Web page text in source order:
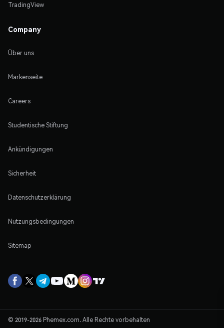
TradingView
Company
Über uns
Markenseite
Careers
Studentische Stiftung
Ankündigungen
Sicherheit
Datenschutzerklärung
Nutzungsbedingungen
Sitemap
© 2019-2026 Phemex.com. Alle Rechte vorbehalten